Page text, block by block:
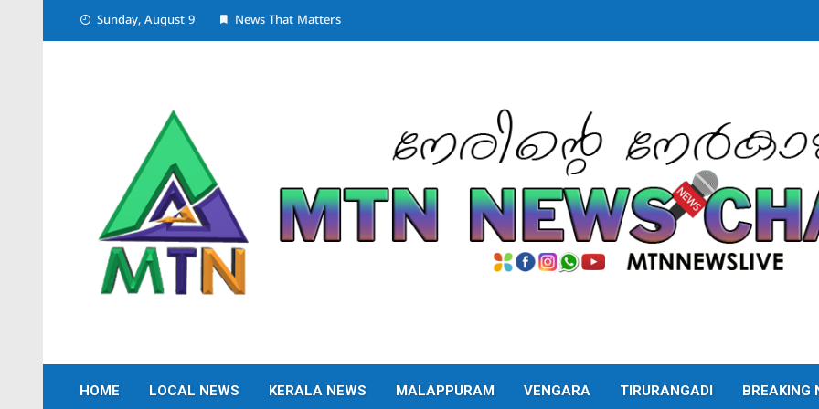
Sunday, August 9 News That Matters
HOME LOCAL NEWS KERALA NEWS MALAPPURAM VENGARA TIRURANGADI BREAKING